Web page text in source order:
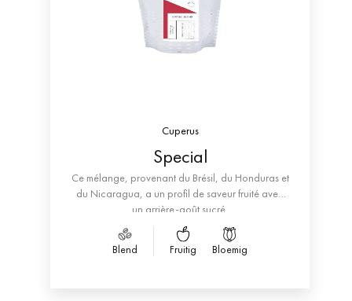
Cuperus
Special
Ce mélange, provenant du Brésil, du Honduras et
du Nicaragua, a un profil de saveur fruité avec
un arrière-goût sucré.
Blend Fruitig Bloemig